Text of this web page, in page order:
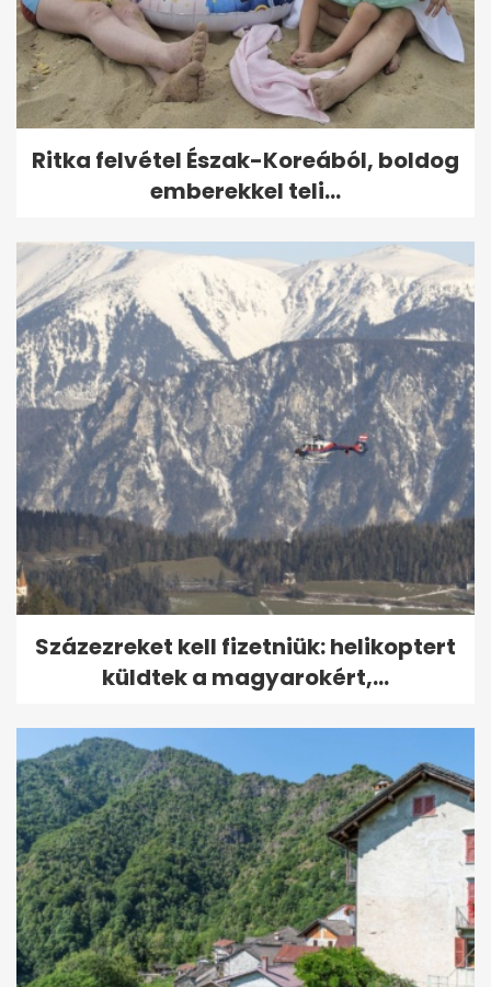
Ritka felvétel Észak-Koreából, boldog
emberekkel teli...
Százezreket kell fizetniük: helikoptert
küldtek a magyarokért,...